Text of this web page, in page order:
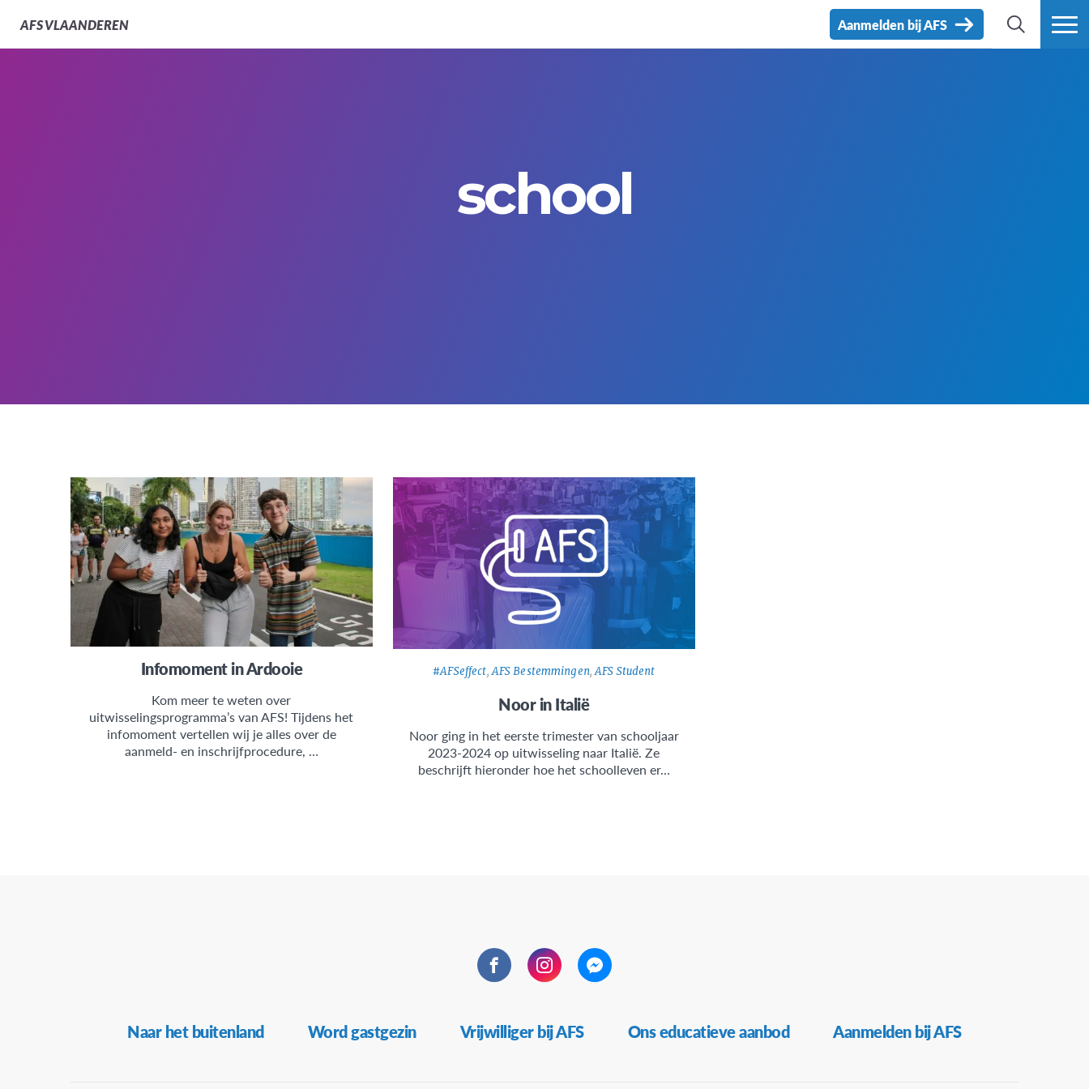
AFSVLAANDEREN
ZOEK
Aanmelden bij AFS
school
Infomoment in Ardooie
Kom meer te weten over
uitwisselingsprogramma’s van AFS! Tijdens het
infomoment vertellen wij je alles over de
aanmeld- en inschrijfprocedure, …
#AFSeffect,AFS Bestemmingen,AFS Student
Noor in Italië
Noor ging in het eerste trimester van schooljaar
2023-2024 op uitwisseling naar Italië. Ze
beschrijft hieronder hoe het schoolleven er…
FacebookInstagramMessenger
Naar het buitenland Word gastgezin Vrijwilliger bij AFS Ons educatieve aanbod Aanmelden bij AFS